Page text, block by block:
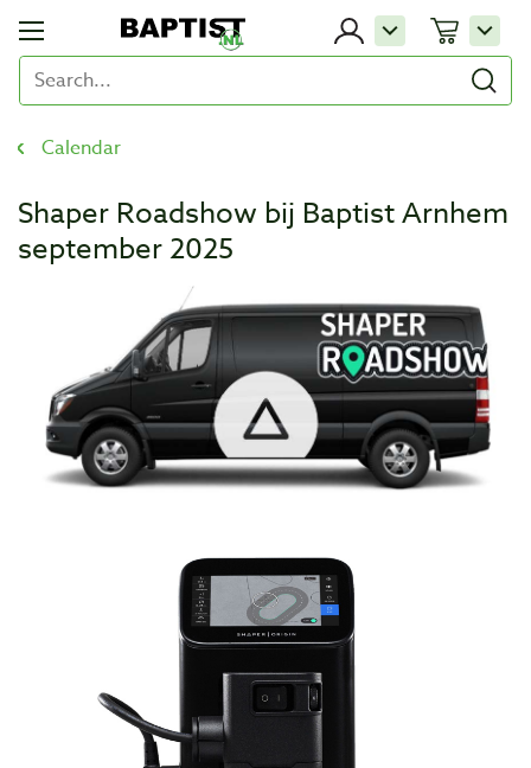
Calendar
Shaper Roadshow bij Baptist Arnhem
september 2025